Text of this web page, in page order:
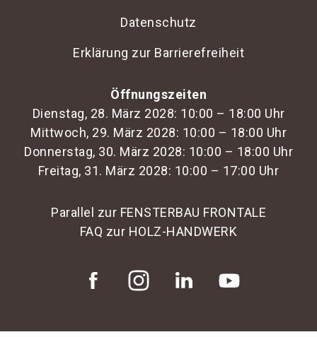
Datenschutz
Erklärung zur Barrierefreiheit
Öffnungszeiten
Dienstag, 28. März 2028: 10:00 – 18:00 Uhr
Mittwoch, 29. März 2028: 10:00 – 18:00 Uhr
Donnerstag, 30. März 2028: 10:00 – 18:00 Uhr
Freitag, 31. März 2028: 10:00 – 17:00 Uhr
Parallel zur FENSTERBAU FRONTALE
FAQ zur HOLZ-HANDWERK